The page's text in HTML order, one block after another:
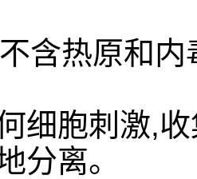
含热原和
细胞刺激,
分离。